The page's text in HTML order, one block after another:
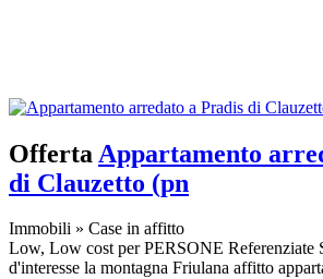
Offerta Appartamento
di Clauzetto (pn
Immobili » Case in affitto
Low, Low cost per PERSONE Referenziate
d'interesse la montagna Friulana affitto